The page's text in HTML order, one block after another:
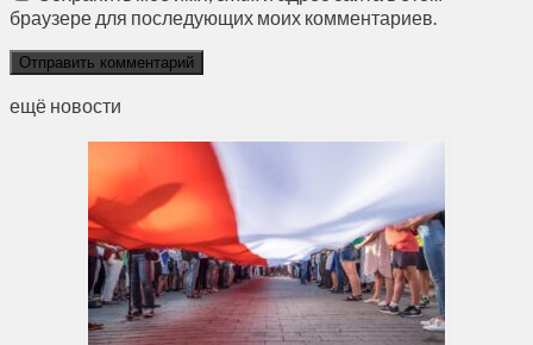
браузере для последующих моих комментариев.
ещё новости